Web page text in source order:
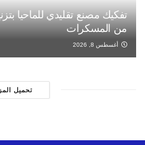
من المسكرات
أغسطس 8, 2026
تحميل